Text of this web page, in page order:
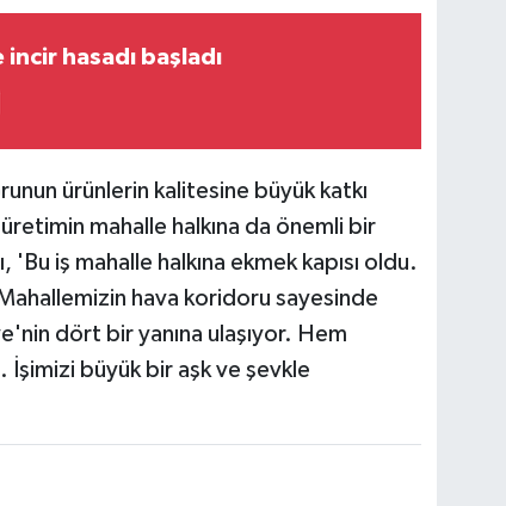
hasadı başladı
ürünlerin kalitesine büyük katkı
mahalle halkına da önemli bir
iş mahalle halkına ekmek kapısı oldu.
hava koridoru sayesinde
dört bir yanına ulaşıyor. Hem
İşimizi büyük bir aşk ve şevkle